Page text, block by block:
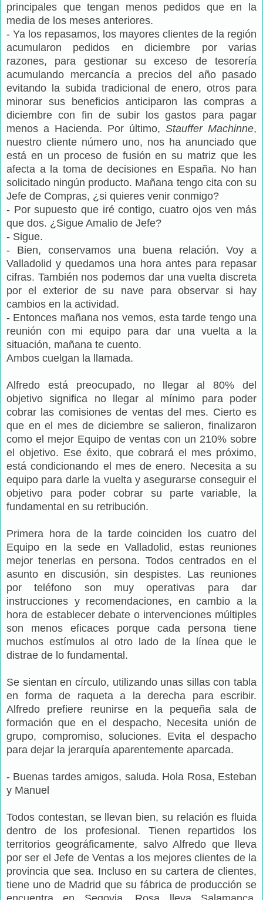
principales que tengan menos pedidos que en la
media de los meses anteriores.
- Ya los repasamos, los mayores clientes de la región
acumularon pedidos en diciembre por varias
razones, para gestionar su exceso de tesorería
acumulando mercancía a precios del año pasado
evitando la subida tradicional de enero, otros para
minorar sus beneficios anticiparon las compras a
diciembre con fin de subir los gastos para pagar
menos a Hacienda. Por último, Stauffer Machinne,
nuestro cliente número uno, nos ha anunciado que
está en un proceso de fusión en su matriz que les
afecta a la toma de decisiones en España. No han
solicitado ningún producto. Mañana tengo cita con su
Jefe de Compras, ¿si quieres venir conmigo?
- Por supuesto que iré contigo, cuatro ojos ven más
que dos. ¿Sigue Amalio de Jefe?
- Sigue.
- Bien, conservamos una buena relación. Voy a
Valladolid y quedamos una hora antes para repasar
cifras. También nos podemos dar una vuelta discreta
por el exterior de su nave para observar si hay
cambios en la actividad.
- Entonces mañana nos vemos, esta tarde tengo una
reunión con mi equipo para dar una vuelta a la
situación, mañana te cuento.
Ambos cuelgan la llamada.
Alfredo está preocupado, no llegar al 80% del
objetivo significa no llegar al mínimo para poder
cobrar las comisiones de ventas del mes. Cierto es
que en el mes de diciembre se salieron, finalizaron
como el mejor Equipo de ventas con un 210% sobre
el objetivo. Ese éxito, que cobrará el mes próximo,
está condicionando el mes de enero. Necesita a su
equipo para darle la vuelta y asegurarse conseguir el
objetivo para poder cobrar su parte variable, la
fundamental en su retribución.
Primera hora de la tarde coinciden los cuatro del
Equipo en la sede en Valladolid, estas reuniones
mejor tenerlas en persona. Todos centrados en el
asunto en discusión, sin despistes. Las reuniones
por teléfono son muy operativas para dar
instrucciones y recomendaciones, en cambio a la
hora de establecer debate o intervenciones múltiples
son menos eficaces porque cada persona tiene
muchos estímulos al otro lado de la línea que le
distrae de lo fundamental.
Se sientan en círculo, utilizando unas sillas con tabla
en forma de raqueta a la derecha para escribir.
Alfredo prefiere reunirse en la pequeña sala de
formación que en el despacho, Necesita unión de
grupo, compromiso, soluciones. Evita el despacho
para dejar la jerarquía aparentemente aparcada.
- Buenas tardes amigos, saluda. Hola Rosa, Esteban
y Manuel
Todos contestan, se llevan bien, su relación es fluida
dentro de los profesional. Tienen repartidos los
territorios geográficamente, salvo Alfredo que lleva
por ser el Jefe de Ventas a los mejores clientes de la
provincia que sea. Incluso en su cartera de clientes,
tiene uno de Madrid que su fábrica de producción se